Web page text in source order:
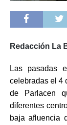
Redacción La
Las pasadas
celebradas el 4
de Parlacen
diferentes
baja afluencia